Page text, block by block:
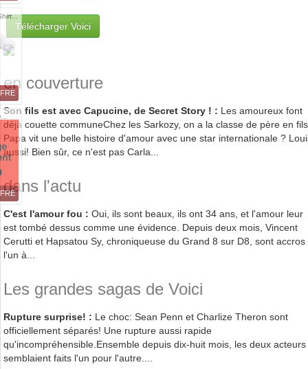
Télécharger Voici
en couverture
Son fils est avec Capucine, de Secret Story ! : Les amoureux font
déjà couette communeChez les Sarkozy, on a la classe de père en
Papa vit une belle histoire d'amour avec une star internationale ?
aussi! Bien sûr, ce n'est pas Carla...
dans l'actu
C'est l'amour fou : Oui, ils sont beaux, ils ont 34 ans, et l'amour leur
est tombé dessus comme une évidence. Depuis deux mois, Vincent
Cerutti et Hapsatou Sy, chroniqueuse du Grand 8 sur D8, sont accros
l'un à...
Les grandes sagas de Voici
Rupture surprise! : Le choc: Sean Penn et Charlize Theron sont
officiellement séparés! Une rupture aussi rapide
qu'incompréhensible.Ensemble depuis dix-huit mois, les deux acteurs
semblaient faits l'un pour l'autre....